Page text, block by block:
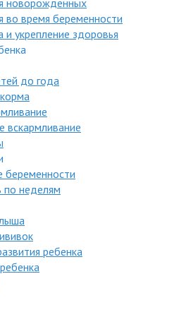
новорожденных
во время беременности
и укрепление здоровья
до года
вскармливание
беременности
по неделям
ребенка